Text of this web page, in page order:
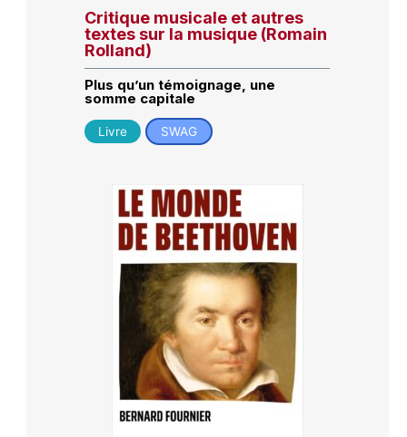
Critique musicale et autres
textes sur la musique (Romain
Rolland)
Plus qu’un témoignage, une
somme capitale
Livre SWAG